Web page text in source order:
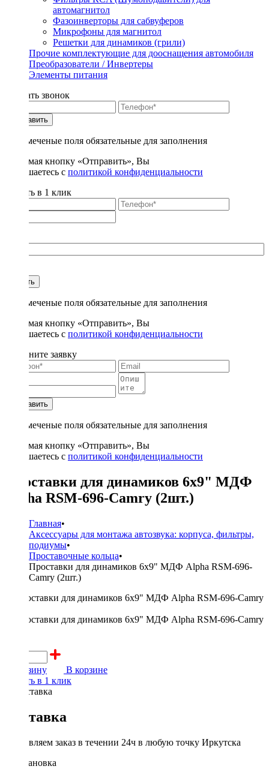
автомагнитол
Фазоинверторы для сабвуферов
Микрофоны для магнитол
Решетки для динамиков (грили)
Прочие комплектующие для дооснащения автомобиля
Преобразователи / Инвертеры
Элементы питания
Заказать звонок
Отправить
* - отмеченые поля обязательные для заполнения
Нажимая кнопку «Отправить», Вы
соглашаетесь с политикой конфиденциальности
Купить в 1 клик
Купить
* - отмеченые поля обязательные для заполнения
Нажимая кнопку «Отправить», Вы
соглашаетесь с политикой конфиденциальности
Заполните заявку
Отправить
* - отмеченые поля обязательные для заполнения
Нажимая кнопку «Отправить», Вы
соглашаетесь с политикой конфиденциальности
Проставки для динамиков 6x9" МДФ
Alpha RSM-696-Camry (2шт.)
Главная•
Аксессуары для монтажа автозвука: корпуса, фильтры,
подиумы•
Проставочные кольца•
Проставки для динамиков 6x9" МДФ Alpha RSM-696-
Camry (2шт.)
В корзину
В корзине
Купить в 1 клик
Доставка
Доставляем заказ в течении 24ч в любую точку Иркутска